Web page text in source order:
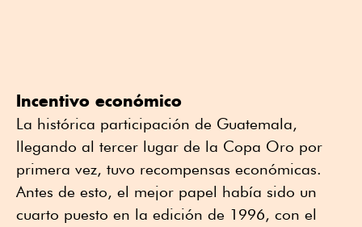
Incentivo económico
La histórica participación de Guatemala,
llegando al tercer lugar de la Copa Oro por
primera vez, tuvo recompensas económicas.
Antes de esto, el mejor papel había sido un
cuarto puesto en la edición de 1996, con el